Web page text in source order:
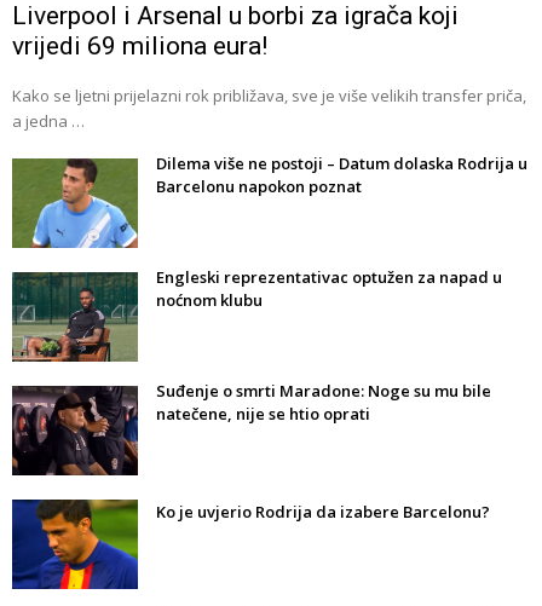
Liverpool i Arsenal u borbi za igrača koji
vrijedi 69 miliona eura!
Kako se ljetni prijelazni rok približava, sve je više velikih transfer priča,
a jedna …
Dilema više ne postoji – Datum dolaska Rodrija u
Barcelonu napokon poznat
Engleski reprezentativac optužen za napad u
noćnom klubu
Suđenje o smrti Maradone: Noge su mu bile
natečene, nije se htio oprati
Ko je uvjerio Rodrija da izabere Barcelonu?